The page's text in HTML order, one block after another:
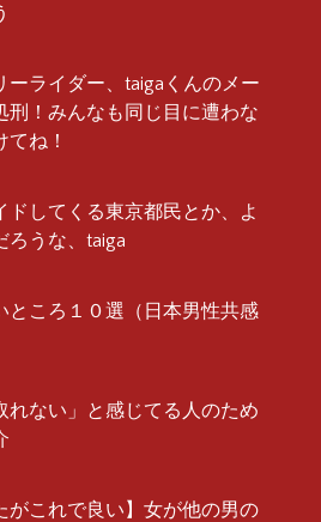
ーライダー、taigaくんのメー
刑！みんなも同じ目に遭わな
ね！
ドしてくる東京都民とか、よ
ろうな、taiga
ところ１０選（日本男性共感
れない」と感じてる人のため
がこれで良い】女が他の男の